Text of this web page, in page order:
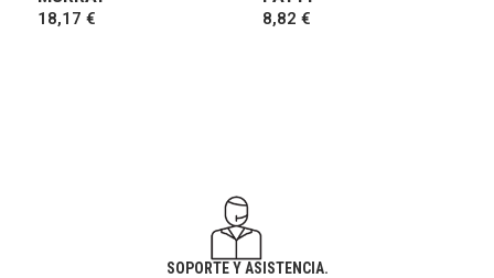
18,17 €
8,82 €
SOPORTE Y ASISTENCIA.